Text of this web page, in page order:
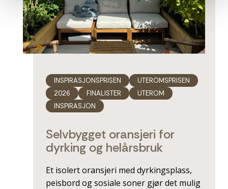
INSPIRASJONSPRISEN
UTEROMSPRISEN
2026
FINALISTER
UTEROM
INSPIRASJON
Selvbygget oransjeri for
dyrking og helårsbruk
Et isolert oransjeri med dyrkingsplass,
peisbord og sosiale soner gjør det mulig